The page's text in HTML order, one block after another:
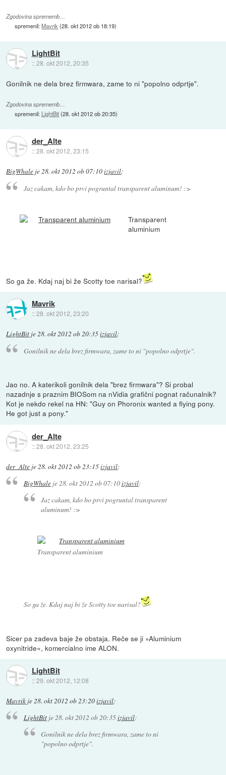
Zgodovina sprememb…
spremenil:Mavrik (28. okt 2012 ob 18:19)
LightBit
::28. okt 2012, 20:35
Gonilnik ne dela brez firmwara, zame to ni "popolno odprtje".
Zgodovina sprememb…
spremenil: LightBit(28. okt 2012 ob 20:35)
der_Alte
::28. okt 2012, 23:15
BigWhale je28. okt 2012 ob 07:10izjavil:
Jaz cakam, kdo bo prvi pogruntal transparent aluminum! :>
Transparent
aluminium
So ga že. Kdaj naj bi že Scotty toe narisal?
Mavrik
::28. okt 2012, 23:20
LightBit je28. okt 2012 ob 20:35izjavil:
Gonilnik ne dela brez firmwara, zame to ni "popolno odprtje".
Jao no. A katerikoli gonilnik dela "brez firmwara"? Si probal
nazadnje s praznim BIOSom na nVidia grafični pognat računalnik?
Kot je nekdo rekel na HN: "Guy on Phoronix wanted a flying pony.
He got just a pony."
der_Alte
::28. okt 2012, 23:25
der_Alte je 28. okt 2012 ob 23:15izjavil:
BigWhaleje28. okt 2012 ob 07:10izjavil:
Jaz cakam, kdo bo prvi pogruntal transparent
aluminum! :>
Transparent aluminium
So ga že. Kdaj naj bi že Scotty toe narisal?
Sicer pa zadeva baje že obstaja. Reče se ji »Aluminium
oxynitride«, komercialno ime ALON.
LightBit
::29. okt 2012, 12:08
Mavrik je28. okt 2012 ob 23:20izjavil:
LightBitje28. okt 2012 ob 20:35izjavil:
Gonilnik ne dela brez firmwara, zame to ni
"popolno odprtje".